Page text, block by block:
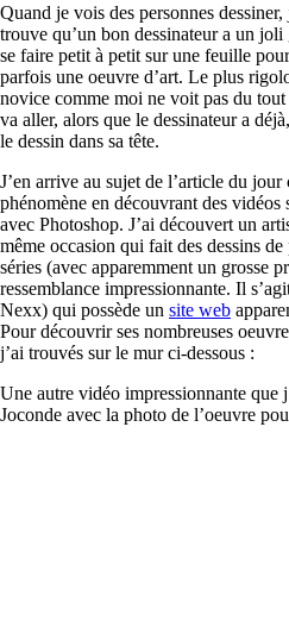
Quand je vois des personnes
trouve qu’un bon dessinateur a un joli
se faire petit à petit sur une feuille
parfois une oeuvre d’art. Le plus
novice comme moi ne voit pas du
va aller, alors que le dessinateur a
le dessin dans sa tête.
J’en arrive au sujet de l’article du
phénomène en découvrant des
avec Photoshop. J’ai découvert un
même occasion qui fait des dessins
séries (avec apparemment un grosse
ressemblance impressionnante. Il
Nexx) qui possède un site web
Pour découvrir ses nombreuses
j’ai trouvés sur le mur ci-dessous :
Une autre vidéo impressionnante que
Joconde avec la photo de l’oeuvre